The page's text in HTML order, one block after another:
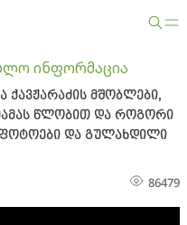
ინფორმაცია
მშობლები,
წლობით და როგორი
და გულახდილი
86479